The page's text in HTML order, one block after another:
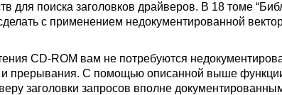
для поиска заголовков драйверов. В 18 томе
с применением недокументированной
CD-ROM вам не потребуются
и прерывания. С помощью описанной выше
заголовки запросов вполне